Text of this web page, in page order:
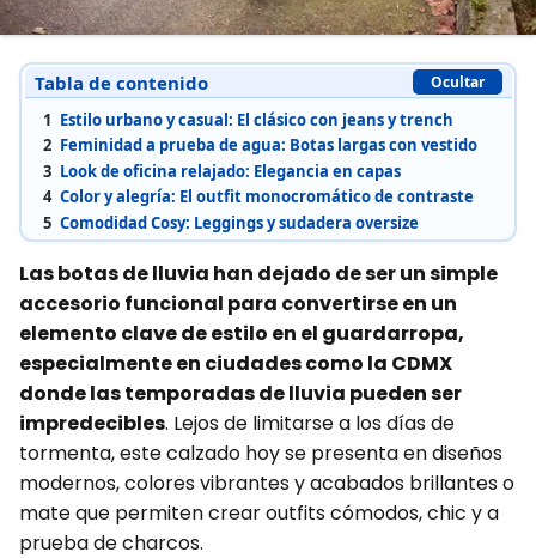
Tabla de contenido Ocultar
1 Estilo urbano y casual: El clásico con jeans y trench
2 Feminidad a prueba de agua: Botas largas con vestido
3 Look de oficina relajado: Elegancia en capas
4 Color y alegría: El outfit monocromático de contraste
5 Comodidad Cosy: Leggings y sudadera oversize
Las botas de lluvia han dejado de ser un simple
accesorio funcional para convertirse en un
elemento clave de estilo en el guardarropa,
especialmente en ciudades como la CDMX
donde las temporadas de lluvia pueden ser
impredecibles. Lejos de limitarse a los días de
tormenta, este calzado hoy se presenta en diseños
modernos, colores vibrantes y acabados brillantes o
mate que permiten crear outfits cómodos, chic y a
prueba de charcos.